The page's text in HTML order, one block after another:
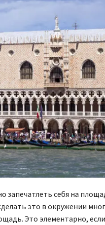
запечатлеть себя на
это в окружении
Это элементарно,